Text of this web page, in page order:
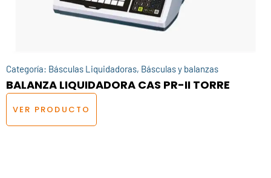
Categoría: Básculas Liquidadoras, Básculas y balanzas
BALANZA LIQUIDADORA CAS PR-II TORRE
VER PRODUCTO